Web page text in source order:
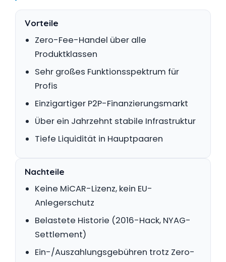
Vorteile
Zero-Fee-Handel über alle
Produktklassen
Sehr großes Funktionsspektrum für
Profis
Einzigartiger P2P-Finanzierungsmarkt
Über ein Jahrzehnt stabile Infrastruktur
Tiefe Liquidität in Hauptpaaren
Nachteile
Keine MiCAR-Lizenz, kein EU-
Anlegerschutz
Belastete Historie (2016-Hack, NYAG-
Settlement)
Ein-/Auszahlungsgebühren trotz Zero-